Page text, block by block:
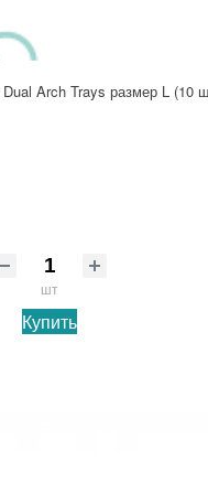
Arch Trays размер L (10
шт
Купить